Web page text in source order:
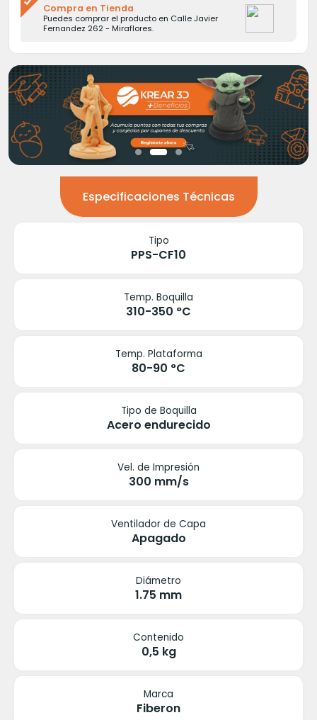
Compra en Tienda
Puedes comprar el producto en Calle Javier
Fernandez 262 - Miraflores.
Especificaciones Técnicas
Tipo
PPS-CF10
Temp. Boquilla
310-350 °C
Temp. Plataforma
80-90 °C
Tipo de Boquilla
Acero endurecido
Vel. de Impresión
300 mm/s
Ventilador de Capa
Apagado
Diámetro
1.75 mm
Contenido
0,5 kg
Marca
Fiberon